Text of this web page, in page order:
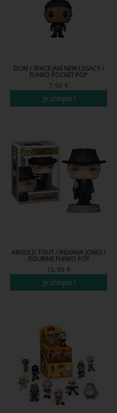
DOM / SPACE JAM NEW LEGACY /
FUNKO POCKET POP
7,90 €
Je craque !
ARNOLD TOHT / INDIANA JONES /
FIGURINE FUNKO POP
16,90 €
Je craque !